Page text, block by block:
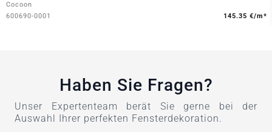
Cocoon
600690-0001
145.35 €/m*
Haben Sie Fragen?
Unser Expertenteam berät Sie gerne bei der
Auswahl Ihrer perfekten Fensterdekoration.